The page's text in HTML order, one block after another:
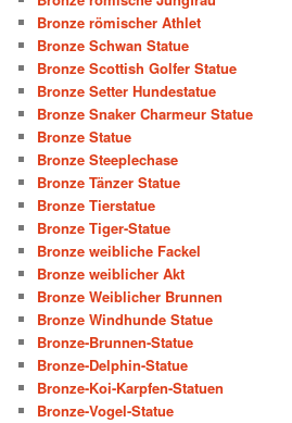
Bronze römischer Athlet
Bronze Schwan Statue
Bronze Scottish Golfer Statue
Bronze Setter Hundestatue
Bronze Snaker Charmeur Statue
Bronze Statue
Bronze Steeplechase
Bronze Tänzer Statue
Bronze Tierstatue
Bronze Tiger-Statue
Bronze weibliche Fackel
Bronze weiblicher Akt
Bronze Weiblicher Brunnen
Bronze Windhunde Statue
Bronze-Brunnen-Statue
Bronze-Delphin-Statue
Bronze-Koi-Karpfen-Statuen
Bronze-Vogel-Statue